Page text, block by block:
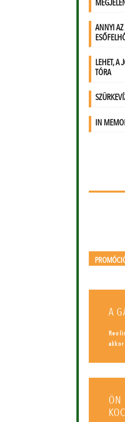
A
ÖN